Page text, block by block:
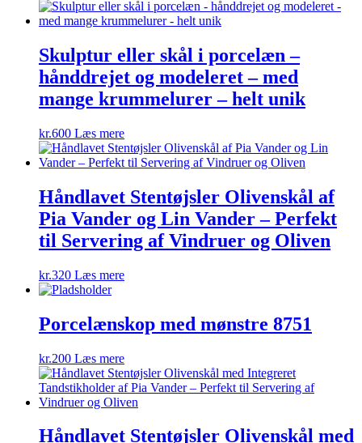
Skulptur eller skål i porcelæn –
hånddrejet og modeleret – med
mange krummelurer – helt unik
kr.600 Læs mere
Håndlavet Stentøjsler Olivenskål af
Pia Vander og Lin Vander – Perfekt
til Servering af Vindruer og Oliven
kr.320 Læs mere
Porcelænskop med mønstre 8751
kr.200 Læs mere
Håndlavet Stentøjsler Olivenskål med